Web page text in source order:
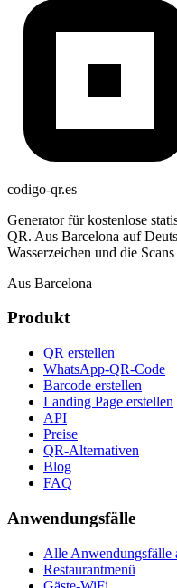
codigo-qr.es
Generator für kostenlose
QR. Aus Barcelona auf
Wasserzeichen und die
Aus Barcelona
Produkt
QR erstellen
WhatsApp-QR-Code
Barcode erstellen
Landing Page erstellen
API
Preise
QR-Alternativen
Blog
FAQ
Anwendungsfälle
Alle Anwendungsfälle
Restaurantmenü